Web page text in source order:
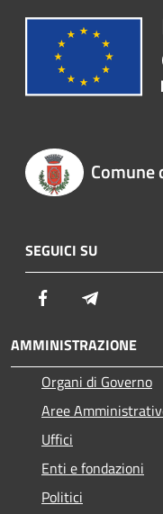
Comune
SEGUICI SU
Facebook
AMMINISTRAZIONE
Organi di Governo
Aree
Uffici
Enti e fondazioni
Politici